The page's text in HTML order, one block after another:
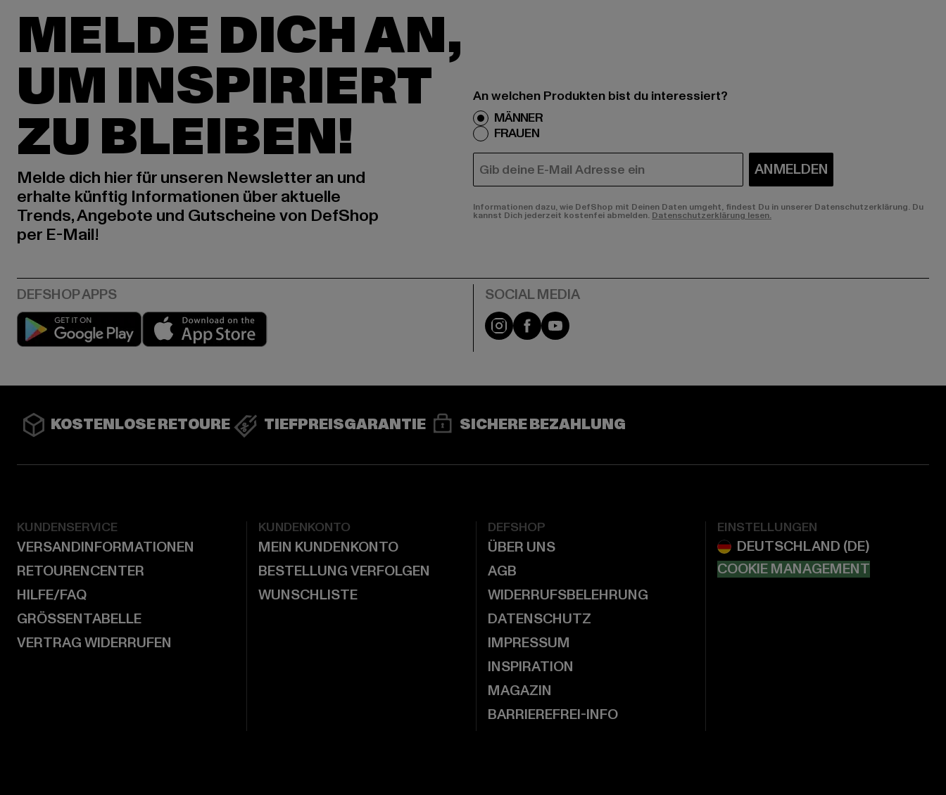
MELDE DICH AN,
UM INSPIRIERT
ZU BLEIBEN!
Melde dich hier für unseren Newsletter an und
erhalte künftig Informationen über aktuelle
Trends, Angebote und Gutscheine von DefShop
per E-Mail!
An welchen Produkten bist du interessiert?
MÄNNER
FRAUEN
E-MAIL ANMELDEN
Informationen dazu, wie DefShop mit Deinen Daten umgeht, findest Du in unserer Datenschutzerklärung. Du
kannst Dich jederzeit kostenfei abmelden. Datenschutzerklärung lesen.
Play market Instagram
FacebookYouTube
KOSTENLOSE RETOURE TIEFPREISGARANTIE SICHERE BEZAHLUNG
KUNDENSERVICE
VERSANDINFORMATIONEN
RETOURENCENTER
HILFE/FAQ
GRÖSSENTABELLE
VERTRAG WIDERRUFEN
KUNDENKONTO
MEIN KUNDENKONTO
BESTELLUNG VERFOLGEN
WUNSCHLISTE
DEFSHOP
ÜBER UNS
AGB
WIDERRUFSBELEHRUNG
DATENSCHUTZ
IMPRESSUM
INSPIRATION
MAGAZIN
BARRIEREFREI-INFO
EINSTELLUNGEN
COOKIE MANAGEMENT